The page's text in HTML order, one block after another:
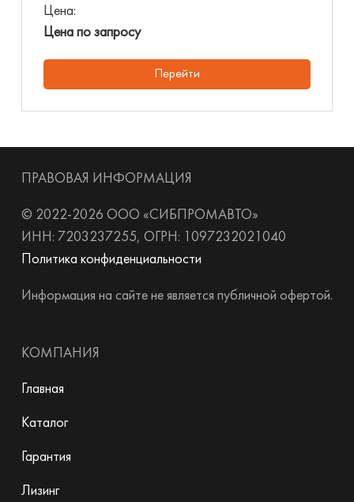
Цена:
Цена по запросу
Перейти
ПРАВОВАЯ ИНФОРМАЦИЯ
© 2022-2026 ООО «СИБПРОМАВТО»
ИНН: 7203237255, ОГРН: 1097232021040
Политика конфиденциальности
Информация на сайте не является публичной офертой.
КОМПАНИЯ
Главная
Каталог
Гарантия
Лизинг